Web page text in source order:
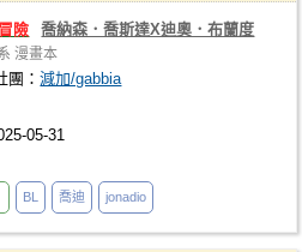
險 喬納森．喬斯達X迪奧．布蘭度
漫畫本
團：減加/gabbia
05-31
BL 喬迪 jonadio